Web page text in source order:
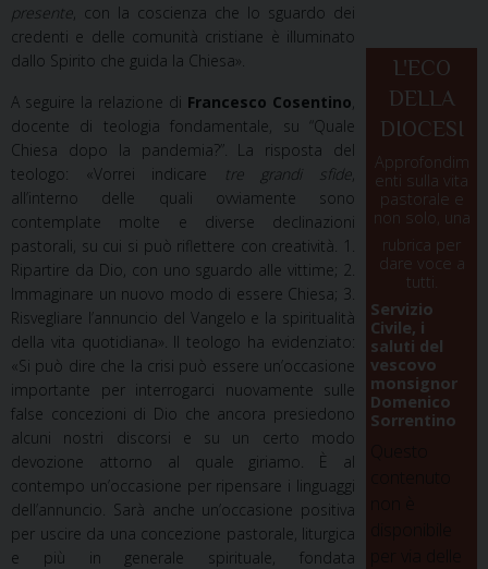
presente, con la coscienza che lo sguardo dei
credenti e delle comunità cristiane è illuminato
dallo Spirito che guida la Chiesa».
A seguire la relazione di Francesco Cosentino,
docente di teologia fondamentale, su “Quale
Chiesa dopo la pandemia?”. La risposta del
teologo: «Vorrei indicare
tre grandi sfide,
all’interno delle quali ovviamente sono
contemplate molte e diverse declinazioni
pastorali, su cui si può riflettere con creatività. 1.
Ripartire da Dio, con uno sguardo alle vittime; 2.
Immaginare un nuovo modo di essere Chiesa; 3.
Risvegliare l’annuncio del Vangelo e la spiritualità
della vita quotidiana». Il teologo ha evidenziato:
«Si può dire che la crisi può essere un’occasione
importante per interrogarci nuovamente sulle
false concezioni di Dio che ancora presiedono
alcuni nostri discorsi e su un certo modo
devozione attorno al quale giriamo. È al
contempo un’occasione per ripensare i linguaggi
dell’annuncio. Sarà anche un’occasione positiva
per uscire da una concezione pastorale, liturgica
e più in generale spirituale, fondata
L'ECO
DELLA
DIOCESI
Approfondim
enti sulla vita
pastorale e
non solo, una
rubrica per
dare voce a
tutti.
Servizio
Civile, i
saluti del
vescovo
monsignor
Domenico
Sorrentino